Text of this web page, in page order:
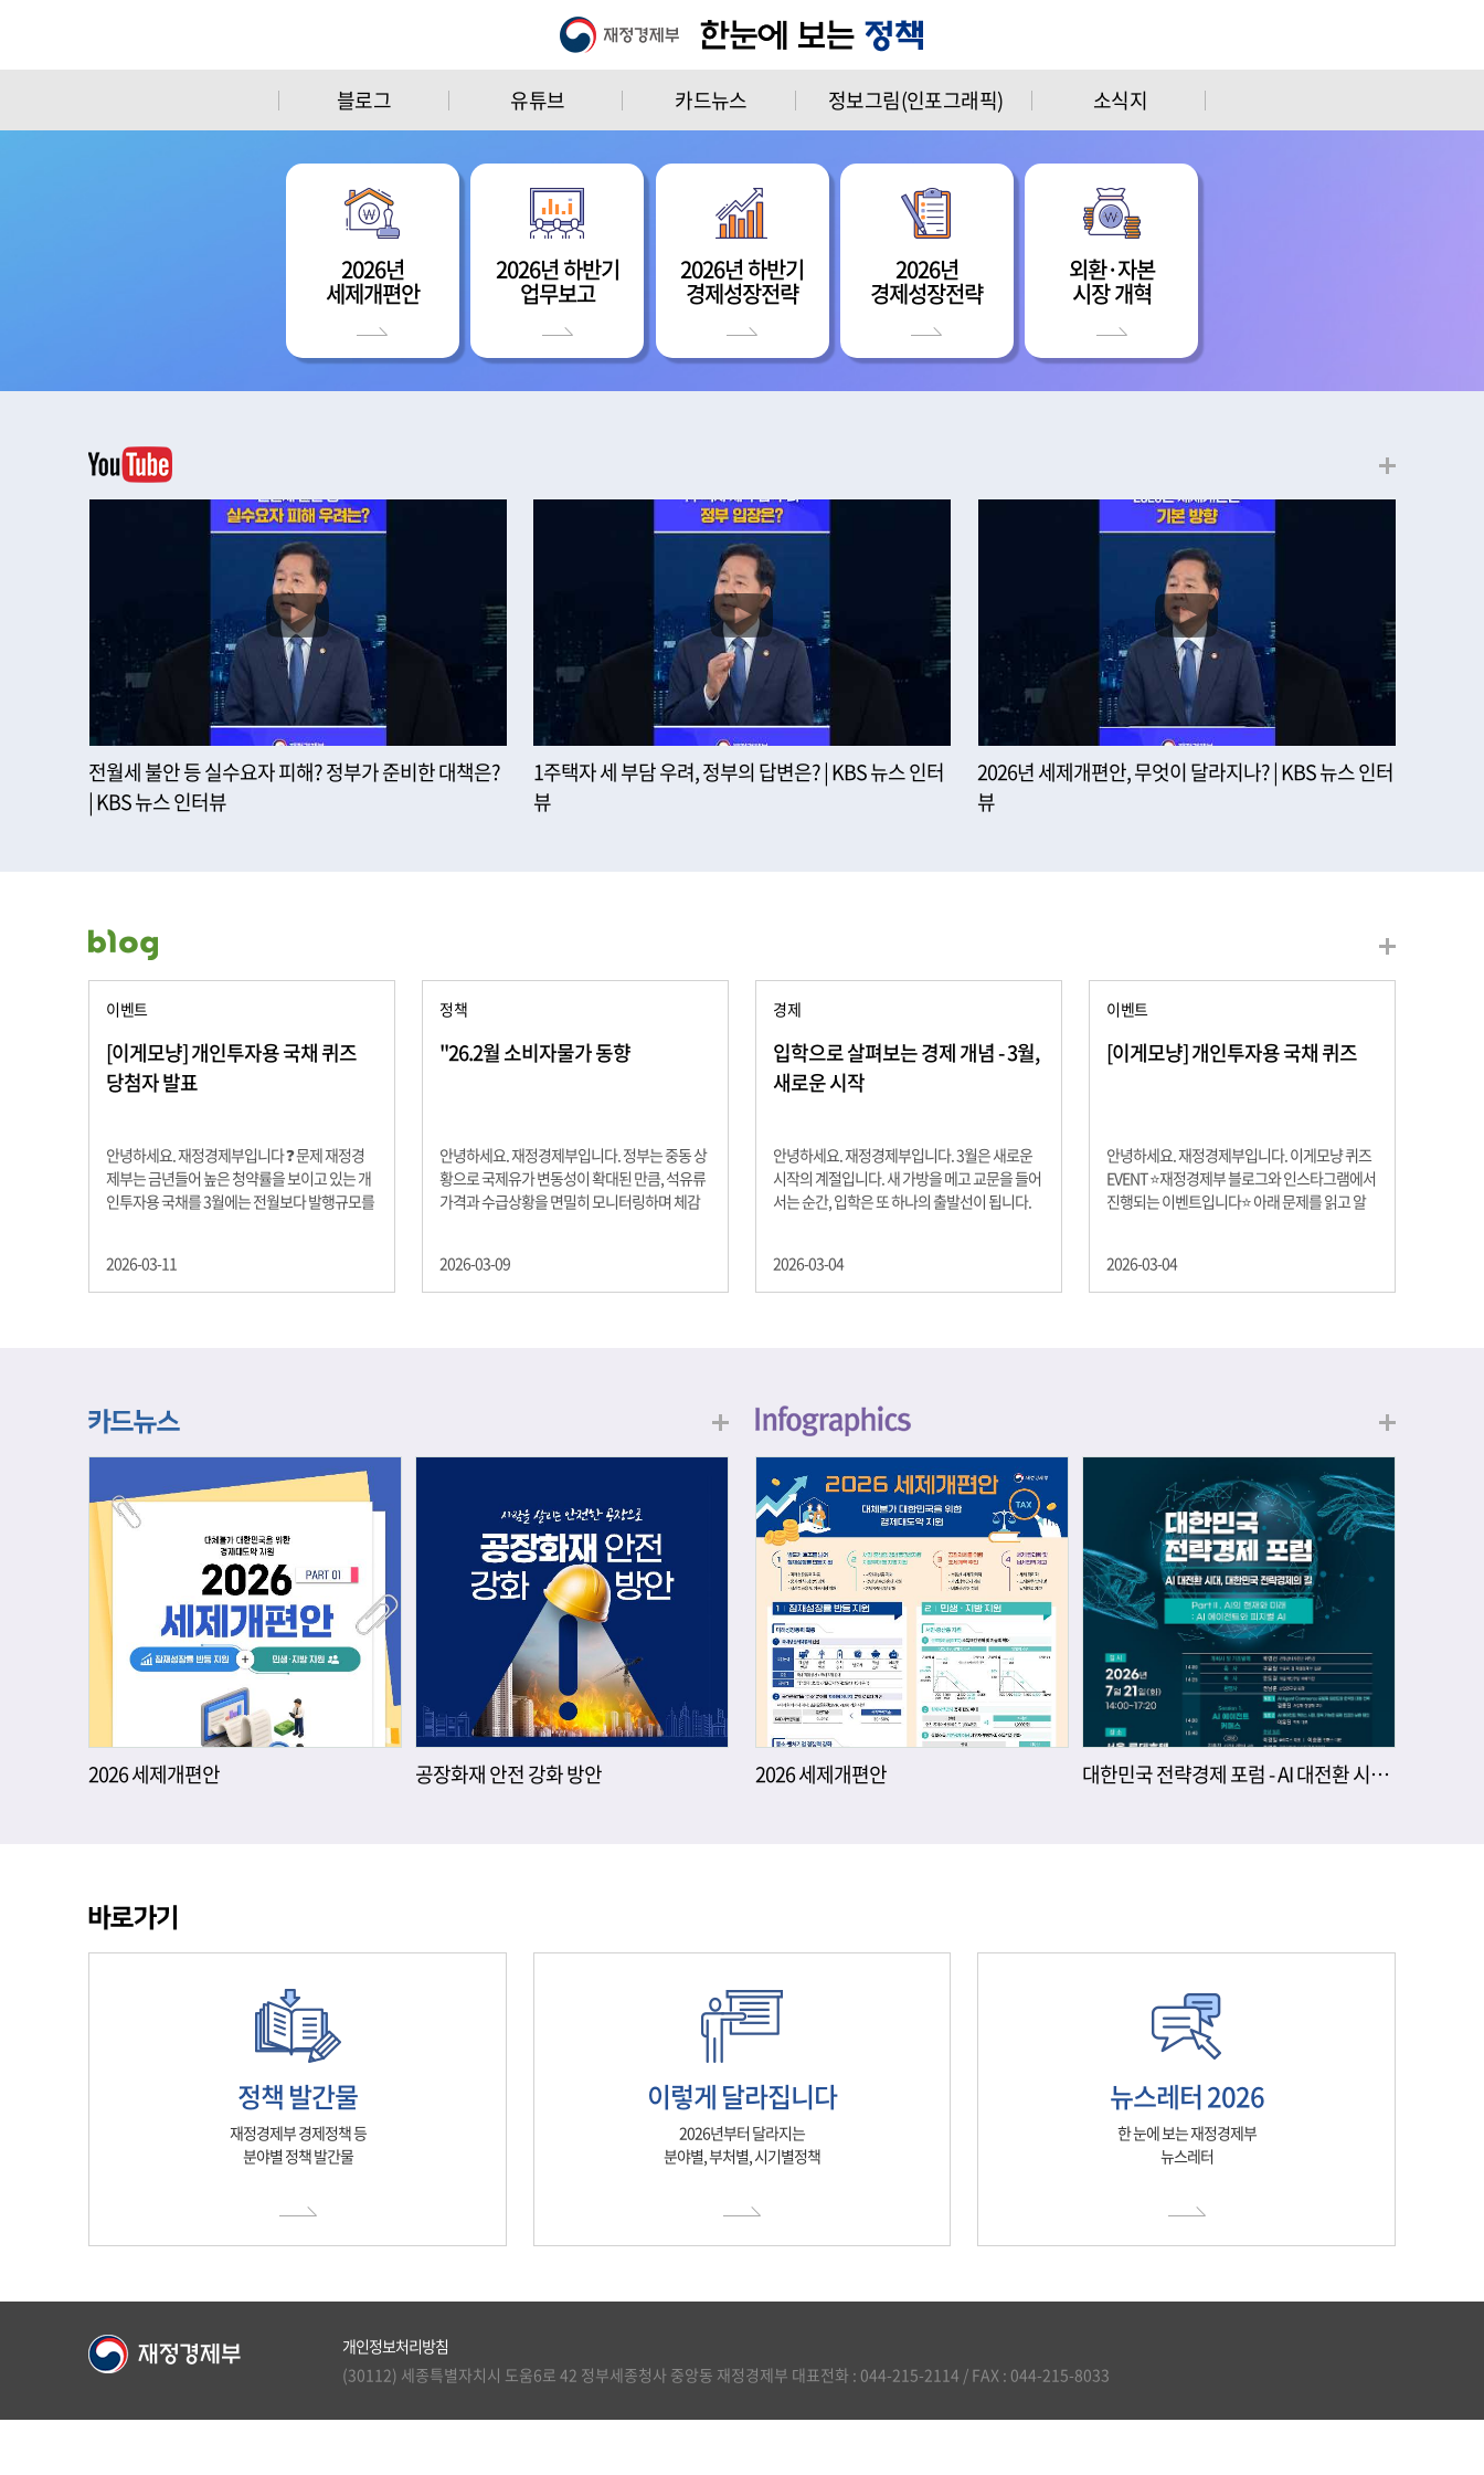
블로그 유튜브 카드뉴스 정보그림(인포그래픽) 소식지
2026년
세제개편안
2026년 하반기
업무보고
2026년 하반기
경제성장전략
2026년
경제성장전략
외환·자본
시장 개혁
전월세 불안 등 실수요자 피해? 정부가 준비한 대책은?
| KBS 뉴스 인터뷰
1주택자 세 부담 우려, 정부의 답변은? | KBS 뉴스 인터
뷰
2026년 세제개편안, 무엇이 달라지나? | KBS 뉴스 인터
뷰
이벤트
[이게모냥] 개인투자용 국채 퀴즈
당첨자 발표
안녕하세요. 재정경제부입니다 ❓ 문제 재정경
제부는 금년들어 높은 청약률을 보이고 있는 개
인투자용 국채를 3월에는 전월보다 발행규모를
년물 900억원, 20년물 300억원입니다. 그렇다
면 3월 개인투자용 국채의 총 발행 예정 금액은
은 인스타그램 개별 DM으로 폼링크를 전달드립
니다.
2026-03-11
정책
"26.2월 소비자물가 동향
안녕하세요. 재정경제부입니다. 정부는 중동 상
황으로 국제유가 변동성이 확대된 만큼, 석유류
가격과 수급상황을 면밀히 모니터링하며 체감
고 추세적 흐름을 보여주는 근원물가는 2.3% 상
승 향후 지정학적 요인, 기상여건 등 불확실성이
2026-03-09
경제
입학으로 살펴보는 경제 개념 - 3월,
새로운 시작
안녕하세요. 재정경제부입니다. 3월은 새로운
시작의 계절입니다. 새 가방을 메고 교문을 들어
서는 순간, 입학은 또 하나의 출발선이 됩니다.
음이기도 합니다. 입학이라는 순간을 경제의 시
각으로 바라보면, 우리는 한 가지 중요한 개념을
식, 친구들과의 협업, 다양한 활동 속에서 얻는
문제 해결 경험은 모두 개인의 역량으로 축적됩
니다. 경제학에서는 이.......
2026-03-04
이벤트
[이게모냥] 개인투자용 국채 퀴즈
안녕하세요. 재정경제부입니다. 이게모냥 퀴즈
EVENT ⭐재정경제부 블로그와 인스타그램에서
진행되는 이벤트입니다⭐ 아래 문제를 읽고 알
자용 국채를 3월에는 전월보다 발행규모를 100
억원 확대합니다. 2026년 3월에 발행 예정인 ⎾
폰 (60명) 참여.......
2026-03-04
2026 세제개편안 공장화재 안전 강화 방안 2026 세제개편안 대한민국 전략경제 포럼 - AI 대전환 시대, 대한민국 전략경제의 길
정책 발간물
재정경제부 경제정책 등
분야별 정책 발간물
이렇게 달라집니다
2026년부터 달라지는
분야별, 부처별, 시기별정책
뉴스레터 2026
한 눈에 보는 재정경제부
뉴스레터
개인정보처리방침
(30112) 세종특별자치시 도움6로 42 정부세종청사 중앙동 재정경제부 대표전화 : 044-215-2114 / FAX : 044-215-8033